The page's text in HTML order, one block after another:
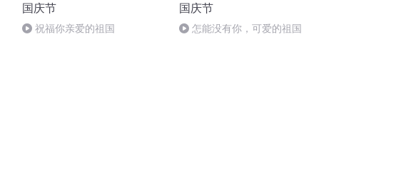
国庆节
祝福你亲爱的祖国
国庆节
怎能没有你，可爱的祖国